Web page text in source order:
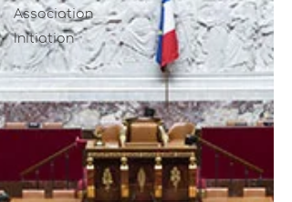
Association
Initiation